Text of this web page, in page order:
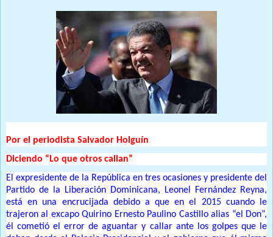
Por el periodista Salvador Holguín
Diciendo “Lo que otros callan”
El expresidente de la República en tres ocasiones y presidente del
Partido de la Liberación Dominicana, Leonel Fernández Reyna,
está en una encrucijada debido a que en el 2015 cuando le
trajeron al excapo Quirino Ernesto Paulino Castillo alias “el Don”,
él cometió el error de aguantar y callar ante los golpes que le